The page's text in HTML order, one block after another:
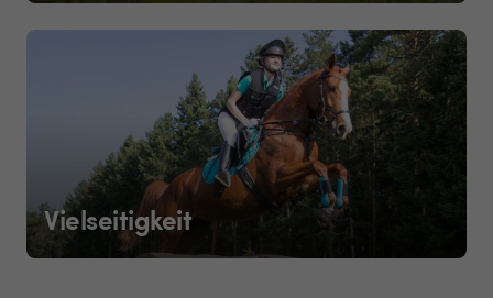
Vielseitigkeit